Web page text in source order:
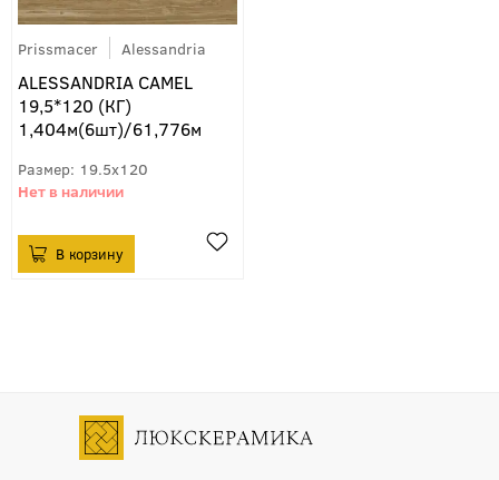
Prissmacer Alessandria
ALESSANDRIA CAMEL
19,5*120 (КГ)
1,404м(6шт)/61,776м
19.5x120